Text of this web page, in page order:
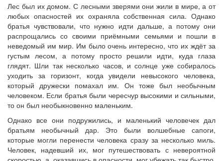
Лес был их домом. С лесными зверями они жили в мире, а от
любых опасностей их охраняла собственная сила. Однако
братья чувствовали, что нужно идти дальше, а потому они
распрощались со своими приёмными семьями и пошли в
неведомый им мир. Им было очень интересно, что их ждёт за
густым лесом, а потому просто решили идти, куда глаза
глядят. Шли так несколько часов, и солнце уже собиралось
уходить за горизонт, когда увидели невысокого человека,
который дружески помахал им. Он тоже был необычным
человеком. Если братья были чересчур высокими и сильными,
то он был необыкновенно маленьким.
Однако все они подружились, и маленький человечек дал
братьям необычный дар. Это были волшебные сапоги,
которые могли перенести человека сразу за несколько миль.
Человек, надевший их, мог путешествовать с невероятной